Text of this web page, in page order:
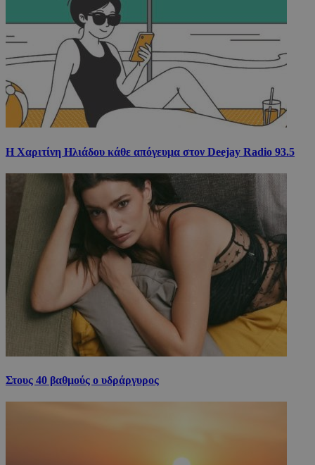
Η Χαριτίνη Ηλιάδου κάθε απόγευμα στον Deejay Radio 93.5
Στους 40 βαθμούς ο υδράργυρος